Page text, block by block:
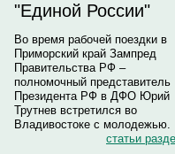
"Единой России"
Во время рабочей поездки в
Приморский край Зампред
Правительства РФ –
полномочный представитель
Президента РФ в ДФО Юрий
Трутнев встретился во
Владивостоке с молодежью.
статьи